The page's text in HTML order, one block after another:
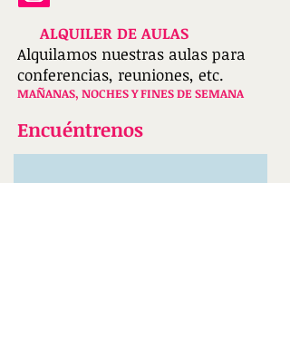
ALQUILER DE AULAS
Alquilamos nuestras aulas para
conferencias, reuniones, etc.
MAÑANAS, NOCHES Y FINES DE SEMANA
Encuéntrenos